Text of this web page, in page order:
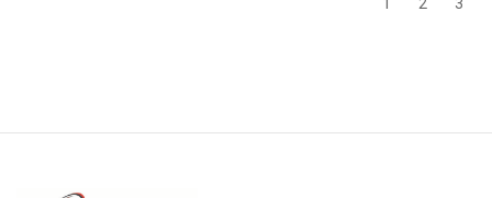
1 2 3